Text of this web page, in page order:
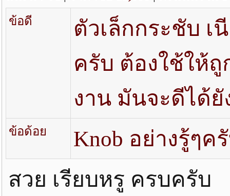
ข้อดี
ตัวเล็กกระชับ เ
ครับ ต้องใช้ให้
งาน มันจะดีได้ยั
ข้อด้อย
Knob อย่างรู้ๆค
สวย เรียบหรู ครบครับ